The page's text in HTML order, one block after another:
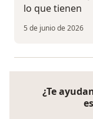
lo que tienen
5 de junio de 2026
¿Te